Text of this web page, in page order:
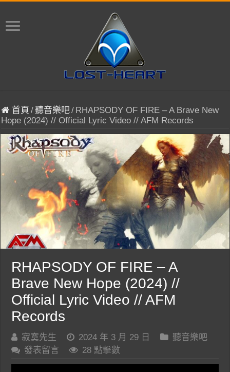
首頁 /聽音樂吧/ RHAPSODY OF FIRE – A Brave New
Hope (2024) // Official Lyric Video // AFM Records
RHAPSODY OF FIRE – A
Brave New Hope (2024) //
Official Lyric Video // AFM
Records
寂寞先生 2024 年 3 月 29 日
聽音樂吧
發表留言
28 點擊數